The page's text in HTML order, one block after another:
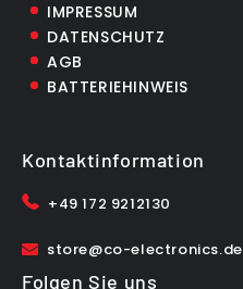
IMPRESSUM
DATENSCHUTZ
AGB
BATTERIEHINWEIS
Kontaktinformation
+49 172 9212130
store@co-electronics.de
Folgen Sie uns